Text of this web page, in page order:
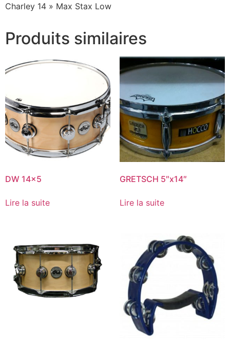
Charley 14 » Max Stax Low
Produits similaires
DW 14×5
Lire la suite
GRETSCH 5″x14″
Lire la suite